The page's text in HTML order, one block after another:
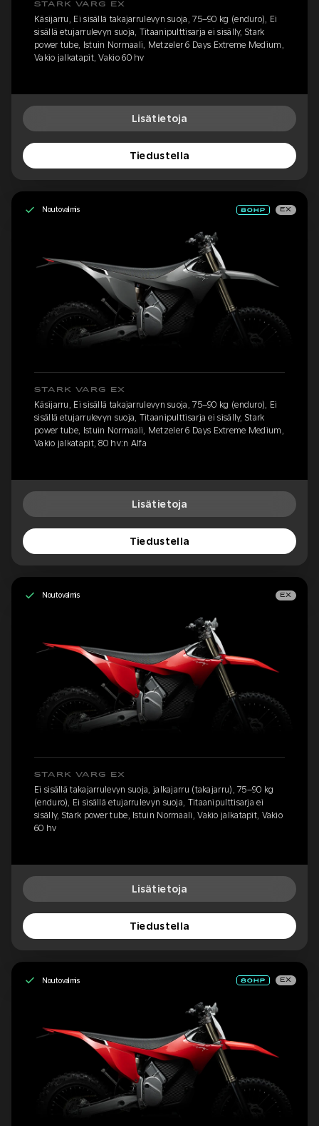
STARK VARG EX
Käsijarru, Ei sisällä takajarrulevyn suoja, 75–90 kg (enduro), Ei
sisällä etujarrulevyn suoja, Titaanipulttisarja ei sisälly, Stark
power tube, Istuin Normaali, Metzeler 6 Days Extreme Medium,
Vakio jalkatapit, Vakio 60 hv
Lisätietoja
Tiedustella
Noutovalmis EX
STARK VARG EX
Käsijarru, Ei sisällä takajarrulevyn suoja, 75–90 kg (enduro), Ei
sisällä etujarrulevyn suoja, Titaanipulttisarja ei sisälly, Stark
power tube, Istuin Normaali, Metzeler 6 Days Extreme Medium,
Vakio jalkatapit, 80 hv:n Alfa
Lisätietoja
Tiedustella
Noutovalmis EX
STARK VARG EX
Ei sisällä takajarrulevyn suoja, jalkajarru (takajarru), 75–90 kg
(enduro), Ei sisällä etujarrulevyn suoja, Titaanipulttisarja ei
sisälly, Stark power tube, Istuin Normaali, Vakio jalkatapit, Vakio
60 hv
Lisätietoja
Tiedustella
Noutovalmis EX